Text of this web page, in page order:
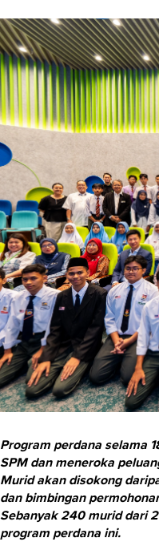
Program perdana selama
SPM dan meneroka
Murid akan disokong
dan bimbingan
Sebanyak 240 murid dari
program perdana ini.